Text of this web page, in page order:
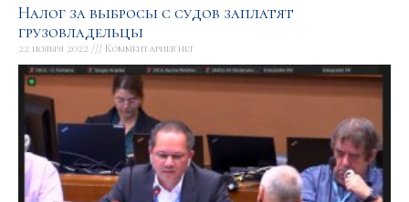
Налог за выбросы с судов заплатят
грузовладельцы
22 ноября 2022 Комментариев нет